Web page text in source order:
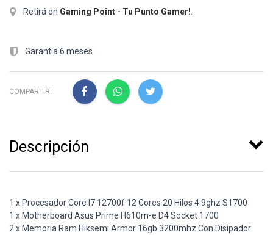
Retirá en Gaming Point - Tu Punto Gamer!
Garantía 6 meses
COMPARTIR:
Descripción
1 x Procesador Core I7 12700f 12 Cores 20 Hilos 4.9ghz S1700
1 x Motherboard Asus Prime H610m-e D4 Socket 1700
2 x Memoria Ram Hiksemi Armor 16gb 3200mhz Con Disipador